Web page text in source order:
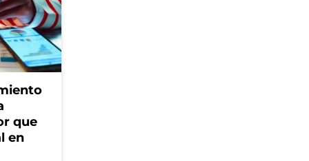
que
en